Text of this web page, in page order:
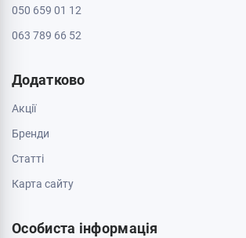
050 659 01 12
063 789 66 52
Додатково
Акції
Бренди
Cтатті
Карта сайту
Особиста інформація